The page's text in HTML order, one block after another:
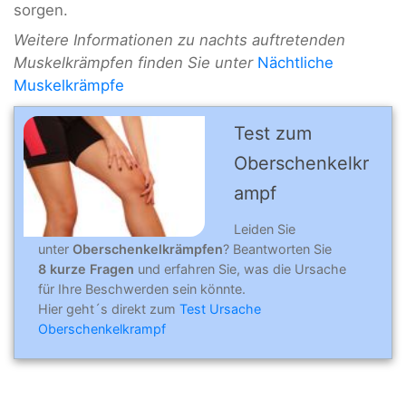
sorgen.
Weitere Informationen zu nachts auftretenden
Muskelkrämpfen finden Sie unter Nächtliche
Muskelkrämpfe
Test zum
Oberschenkelkr
ampf
Leiden Sie
unter Oberschenkelkrämpfen? Beantworten Sie
8 kurze Fragen und erfahren Sie, was die Ursache
für Ihre Beschwerden sein könnte.
Hier geht´s direkt zum Test Ursache
Oberschenkelkrampf